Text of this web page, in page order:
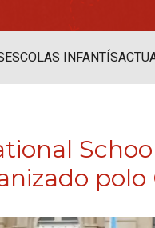
ESCOLAS INFANTÍS